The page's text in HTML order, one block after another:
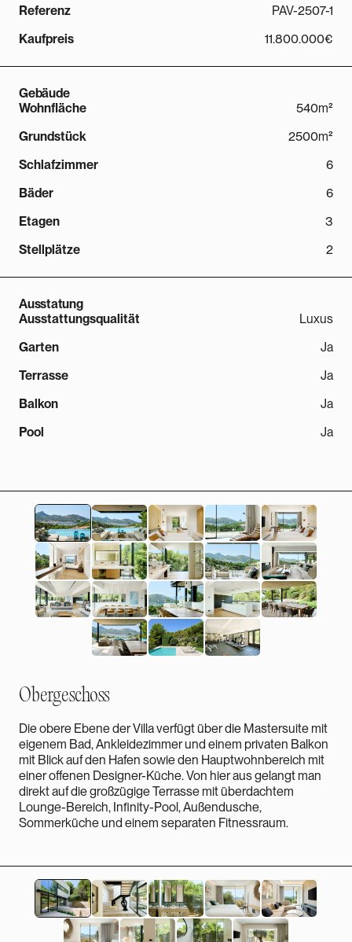
Referenz
PAV-2507-1
Kaufpreis
11.800.000€
Gebäude
Wohnfläche
540m²
Grundstück
2500m²
Schlafzimmer
6
Bäder
6
Etagen
3
Stellplätze
2
Ausstatung
Ausstattungsqualität
Luxus
Garten
Ja
Terrasse
Ja
Balkon
Ja
Pool
Ja
Obergeschoss
Die obere Ebene der Villa verfügt über die Mastersuite mit
eigenem Bad, Ankleidezimmer und einem privaten Balkon
mit Blick auf den Hafen sowie den Hauptwohnbereich mit
einer offenen Designer-Küche. Von hier aus gelangt man
direkt auf die großzügige Terrasse mit überdachtem
Lounge-Bereich, Infinity-Pool, Außendusche,
Sommerküche und einem separaten Fitnessraum.